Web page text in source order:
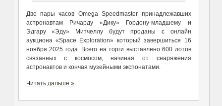
Две пары часов Omega Speedmaster принадлежавших
астронавтам
Ричарду «Дику» Гордону-младшему и
Эдгару«Эду» Митчеллу будут проданы с онлайн
аукциона «Space Exploration» который завершиться 16
ноября 2025 года. Всего на торги выставлено 600 лотов
связанных с космосом, начиная от снаряжения
астронавтов и кончая музейными экспонатами.
Читать дальше »